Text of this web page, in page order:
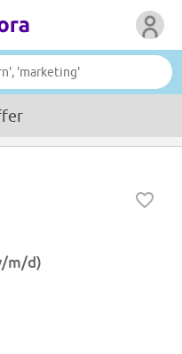
m/d)